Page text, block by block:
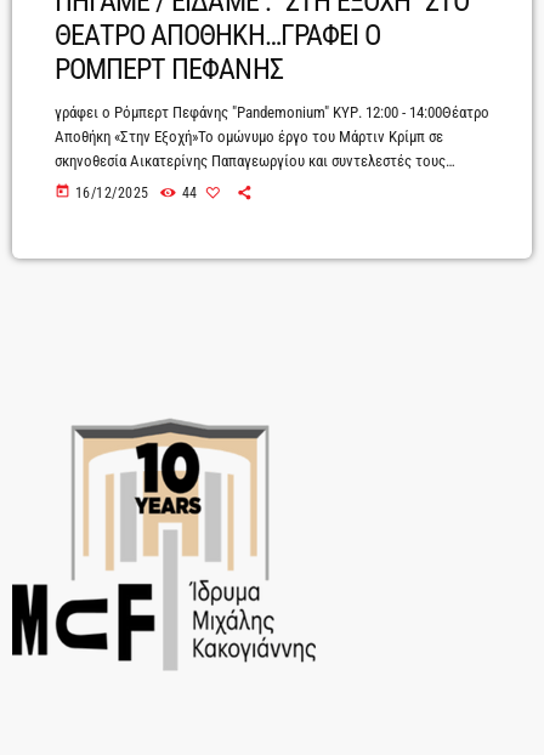
ΘΕΑΤΡΟ ΑΠΟΘΗΚΗ…ΓΡΑΦΕΙ Ο
ΡΟΜΠΕΡΤ ΠΕΦΑΝΗΣ
γράφει ο Ρόμπερτ Πεφάνης "Pandemonium" ΚΥΡ. 12:00 - 14:00Θέατρο
Αποθήκη «Στην Εξοχή»Το ομώνυμο έργο του Μάρτιν Κρίμπ σε
σκηνοθεσία Αικατερίνης Παπαγεωργίου και συντελεστές τους
Μιχάλη Βαλασόγλου, Μαρία Κυρώζη και Κίττυ Παιτατζόγλου,
αυτήν.Η φαινομενικά αθώα μετεγκατάσταση στην έξοχή, μακριά από
today 16/12/2025 44